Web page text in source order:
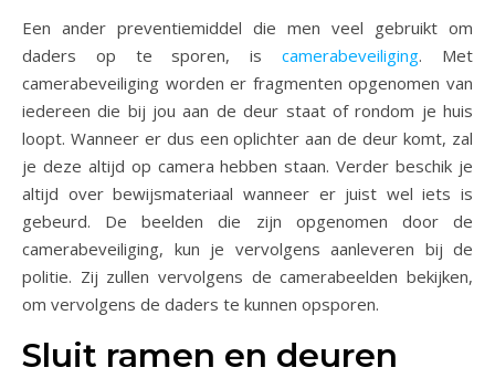
Een ander preventiemiddel die men veel gebruikt om
daders op te sporen, iscamerabeveiliging. Met
camerabeveiliging worden er fragmenten opgenomen van
iedereen die bij jou aan de deur staat of rondom je huis
loopt. Wanneer er dus een oplichter aan de deur komt, zal
je deze altijd op camera hebben staan. Verder beschik je
altijd over bewijsmateriaal wanneer er juist wel iets is
gebeurd. De beelden die zijn opgenomen door de
camerabeveiliging, kun je vervolgens aanleveren bij de
politie. Zij zullen vervolgens de camerabeelden bekijken,
om vervolgens de daders te kunnen opsporen.
Sluit ramen en deuren